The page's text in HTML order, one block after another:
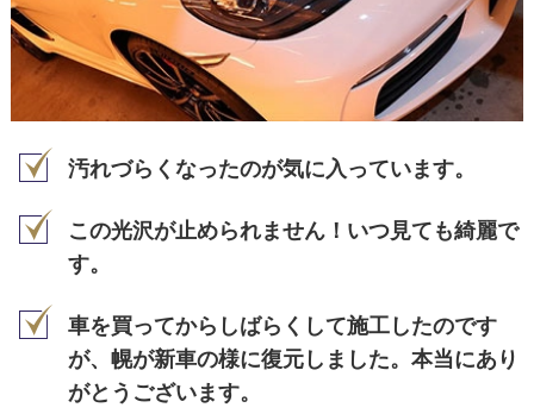
汚れづらくなったのが気に入っています。
この光沢が止められません！いつ見ても綺麗で
す。
車を買ってからしばらくして施工したのです
が、幌が新車の様に復元しました。本当にあり
がとうございます。